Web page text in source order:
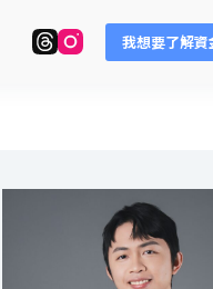
我想要了解資